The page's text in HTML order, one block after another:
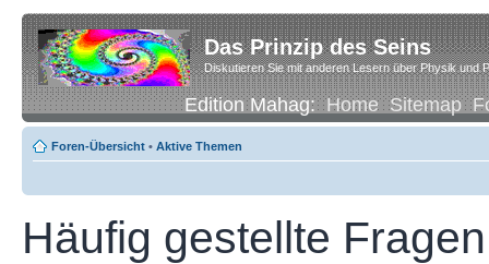
Das Prinzip des Seins
Diskutieren Sie mit anderen Lesern über Physik und
Edition Mahag:Home Sitemap
Foren-Übersicht • Aktive Themen
Häufig gestellte Fragen